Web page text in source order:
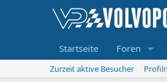
Startseite Foren
Zurzeit aktive Besucher